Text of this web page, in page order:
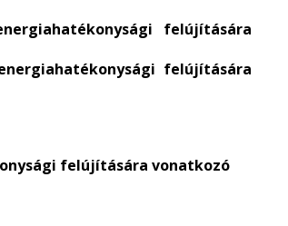
felújítására
felújítására
felújítására vonatkozó